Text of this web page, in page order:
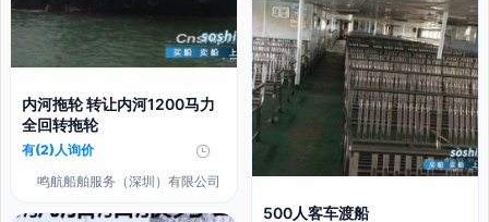
内河拖轮 转让内河1200马力
全回转拖轮
有(2)人询价
鸣航船舶服务（深圳）有限公司
500人客车渡船